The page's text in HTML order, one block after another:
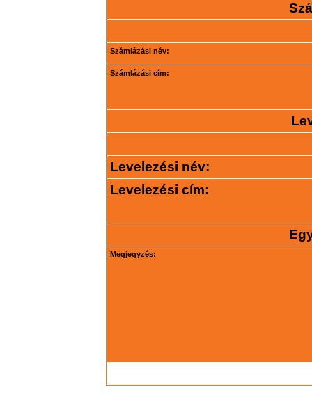
Számlázási név:
Számlázási cím:
Levelezési név:
Levelezési cím:
Megjegyzés: